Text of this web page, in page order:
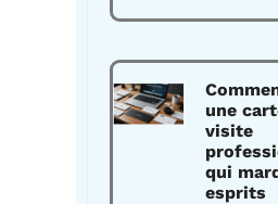
une
visite
qui
esprits